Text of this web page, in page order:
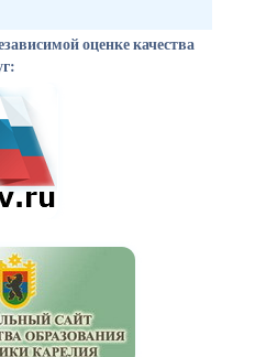
оценке качества